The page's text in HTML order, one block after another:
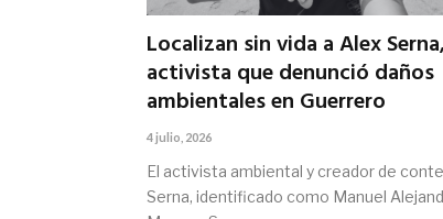
Localizan sin vida a Alex
activista que denunció daños
ambientales en Guerrero
4 julio, 2026
El activista ambiental y creador de
Serna, identificado como Manuel